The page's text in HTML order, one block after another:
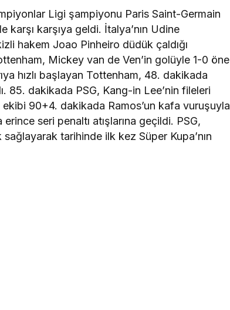
Ligi şampiyonu Paris Saint-Germain
karşı karşıya geldi. İtalya’nın Udine
hakem Joao Pinheiro düdük çaldığı
Mickey van de Ven’in golüyle 1-0 öne
hızlı başlayan Tottenham, 48. dakikada
85. dakikada PSG, Kang-in Lee’nin fileleri
ekibi 90+4. dakikada Ramos’un kafa vuruşuyla
seri penaltı atışlarına geçildi. PSG,
tarihinde ilk kez Süper Kupa’nın